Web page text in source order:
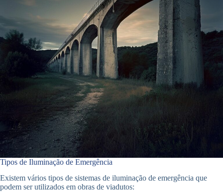
Tipos de Iluminação de Emergência
Existem vários tipos de sistemas de iluminação de emergência que
podem ser utilizados em obras de viadutos: